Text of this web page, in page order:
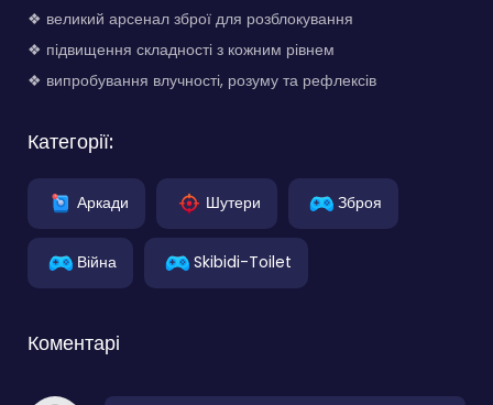
❖ великий арсенал зброї для розблокування
❖ підвищення складності з кожним рівнем
❖ випробування влучності, розуму та рефлексів
Категорії:
Аркади Шутери Зброя
Війна Skibidi-Toilet
Коментарі